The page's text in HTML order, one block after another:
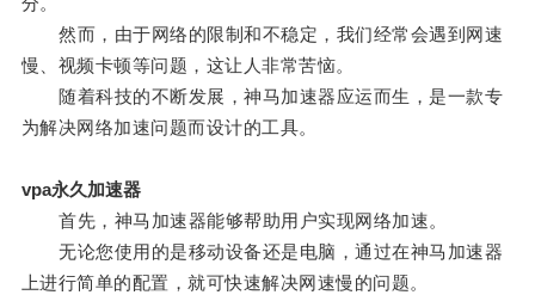
然而，由于网络的限制和不稳定，我们经常会遇到网速
慢、视频卡顿等问题，这让人非常苦恼。
随着科技的不断发展，神马加速器应运而生，是一款专
为解决网络加速问题而设计的工具。
vpa永久加速器
首先，神马加速器能够帮助用户实现网络加速。
无论您使用的是移动设备还是电脑，通过在神马加速器
上进行简单的配置，就可快速解决网速慢的问题。